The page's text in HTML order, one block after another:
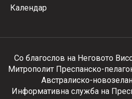
Календар
Со благослов на Неговото
Митрополит Преспанско-
Австралиско-
Информативна служба на